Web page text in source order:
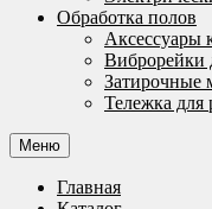
Обработка полов
Аксессуары
Виброрейки
Затирочные
Тележка для
Меню
Главная